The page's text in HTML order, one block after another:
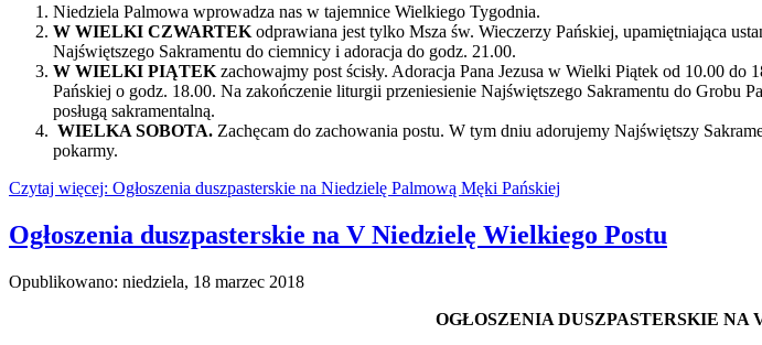
Niedziela Palmowa wprowadza nas w tajemnice Wielkiego Tygodnia.
W WIELKI CZWARTEK odprawiana jest tylko Msza św. Wieczerzy Pańskiej, upamiętniająca
Najświętszego Sakramentu do ciemnicy i adoracja do godz. 21.00.
W WIELKI PIĄTEK zachowajmy post ścisły. Adoracja Pana Jezusa w Wielki Piątek od 10.00
Pańskiej o godz. 18.00. Na zakończenie liturgii przeniesienie Najświętszego Sakramentu do Grobu
posługą sakramentalną.
WIELKA SOBOTA. Zachęcam do zachowania postu. W tym dniu adorujemy Najświętszy
pokarmy.
Czytaj więcej: Ogłoszenia duszpasterskie na Niedzielę Palmową Męki Pańskiej
Ogłoszenia duszpasterskie na V Niedzielę Wielkiego Postu
Opublikowano: niedziela, 18 marzec 2018
OGŁOSZENIA DUSZPASTERSKIE NA